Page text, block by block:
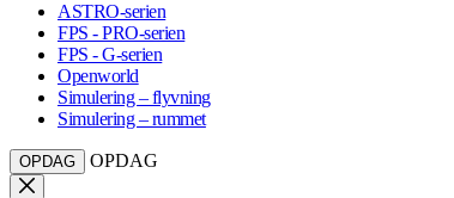
ASTRO-serien
FPS - PRO-serien
FPS - G-serien
Openworld
Simulering – flyvning
Simulering – rummet
OPDAG OPDAG